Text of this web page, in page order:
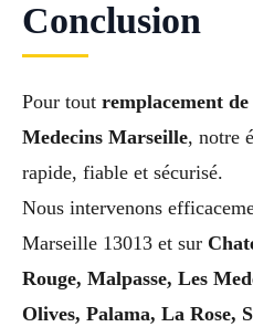
Conclusion
Pour tout remplacement
Medecins Marseille, notre
rapide, fiable et sécurisé.
Nous intervenons
Marseille 13013 et sur
Rouge, Malpasse, Les
Olives, Palama, La Rose,